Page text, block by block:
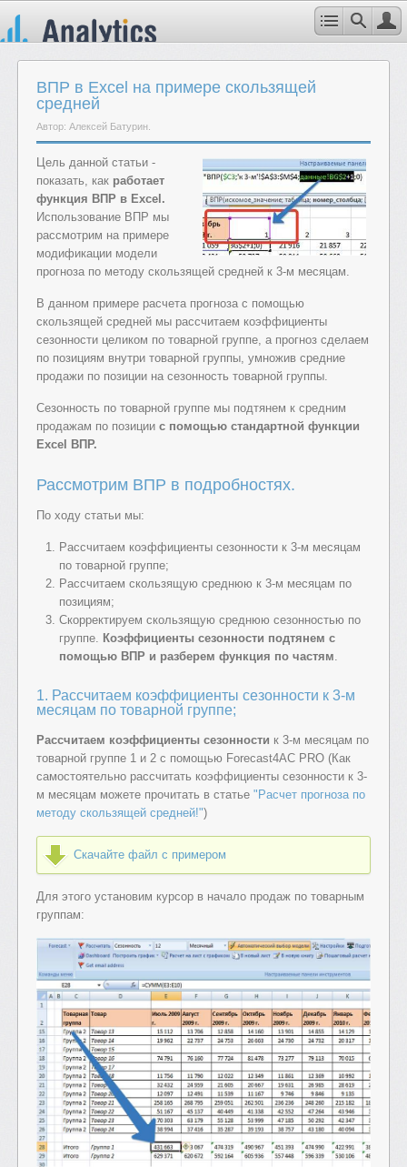
ВПР в Excel на примере скользящей
средней
Автор: Алексей Батурин.
Цель данной статьи -
показать, как работает
функция ВПР в Excel.
Использование ВПР мы
рассмотрим на примере
модификации модели
прогноза по методу скользящей средней к 3-м месяцам.
В данном примере расчета прогноза с помощью
скользящей средней мы рассчитаем коэффициенты
сезонности целиком по товарной группе, а прогноз сделаем
по позициям внутри товарной группы, умножив средние
продажи по позиции на сезонность товарной группы.
Сезонность по товарной группе мы подтянем к средним
продажам по позиции с помощью стандартной функции
Excel ВПР.
Рассмотрим ВПР в подробностях.
По ходу статьи мы:
Рассчитаем коэффициенты сезонности к 3-м месяцам
по товарной группе;
Рассчитаем скользящую среднюю к 3-м месяцам по
позициям;
Скорректируем скользящую среднюю сезонностью по
группе. Коэффициенты сезонности подтянем с
помощью ВПР и разберем функция по частям.
1. Рассчитаем коэффициенты сезонности к 3-м
месяцам по товарной группе;
Рассчитаем коэффициенты сезонности к 3-м месяцам по
товарной группе 1 и 2 с помощью Forecast4AC PRO (Как
самостоятельно рассчитать коэффициенты сезонности к 3-
м месяцам можете прочитать в статье "Расчет прогноза по
методу скользящей средней!")
Скачайте файл с примером
Для этого установим курсор в начало продаж по товарным
группам: